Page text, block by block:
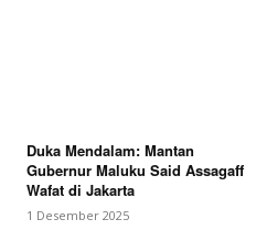
Duka Mendalam: Mantan
Gubernur Maluku Said Assagaff
Wafat di Jakarta
1 Desember 2025